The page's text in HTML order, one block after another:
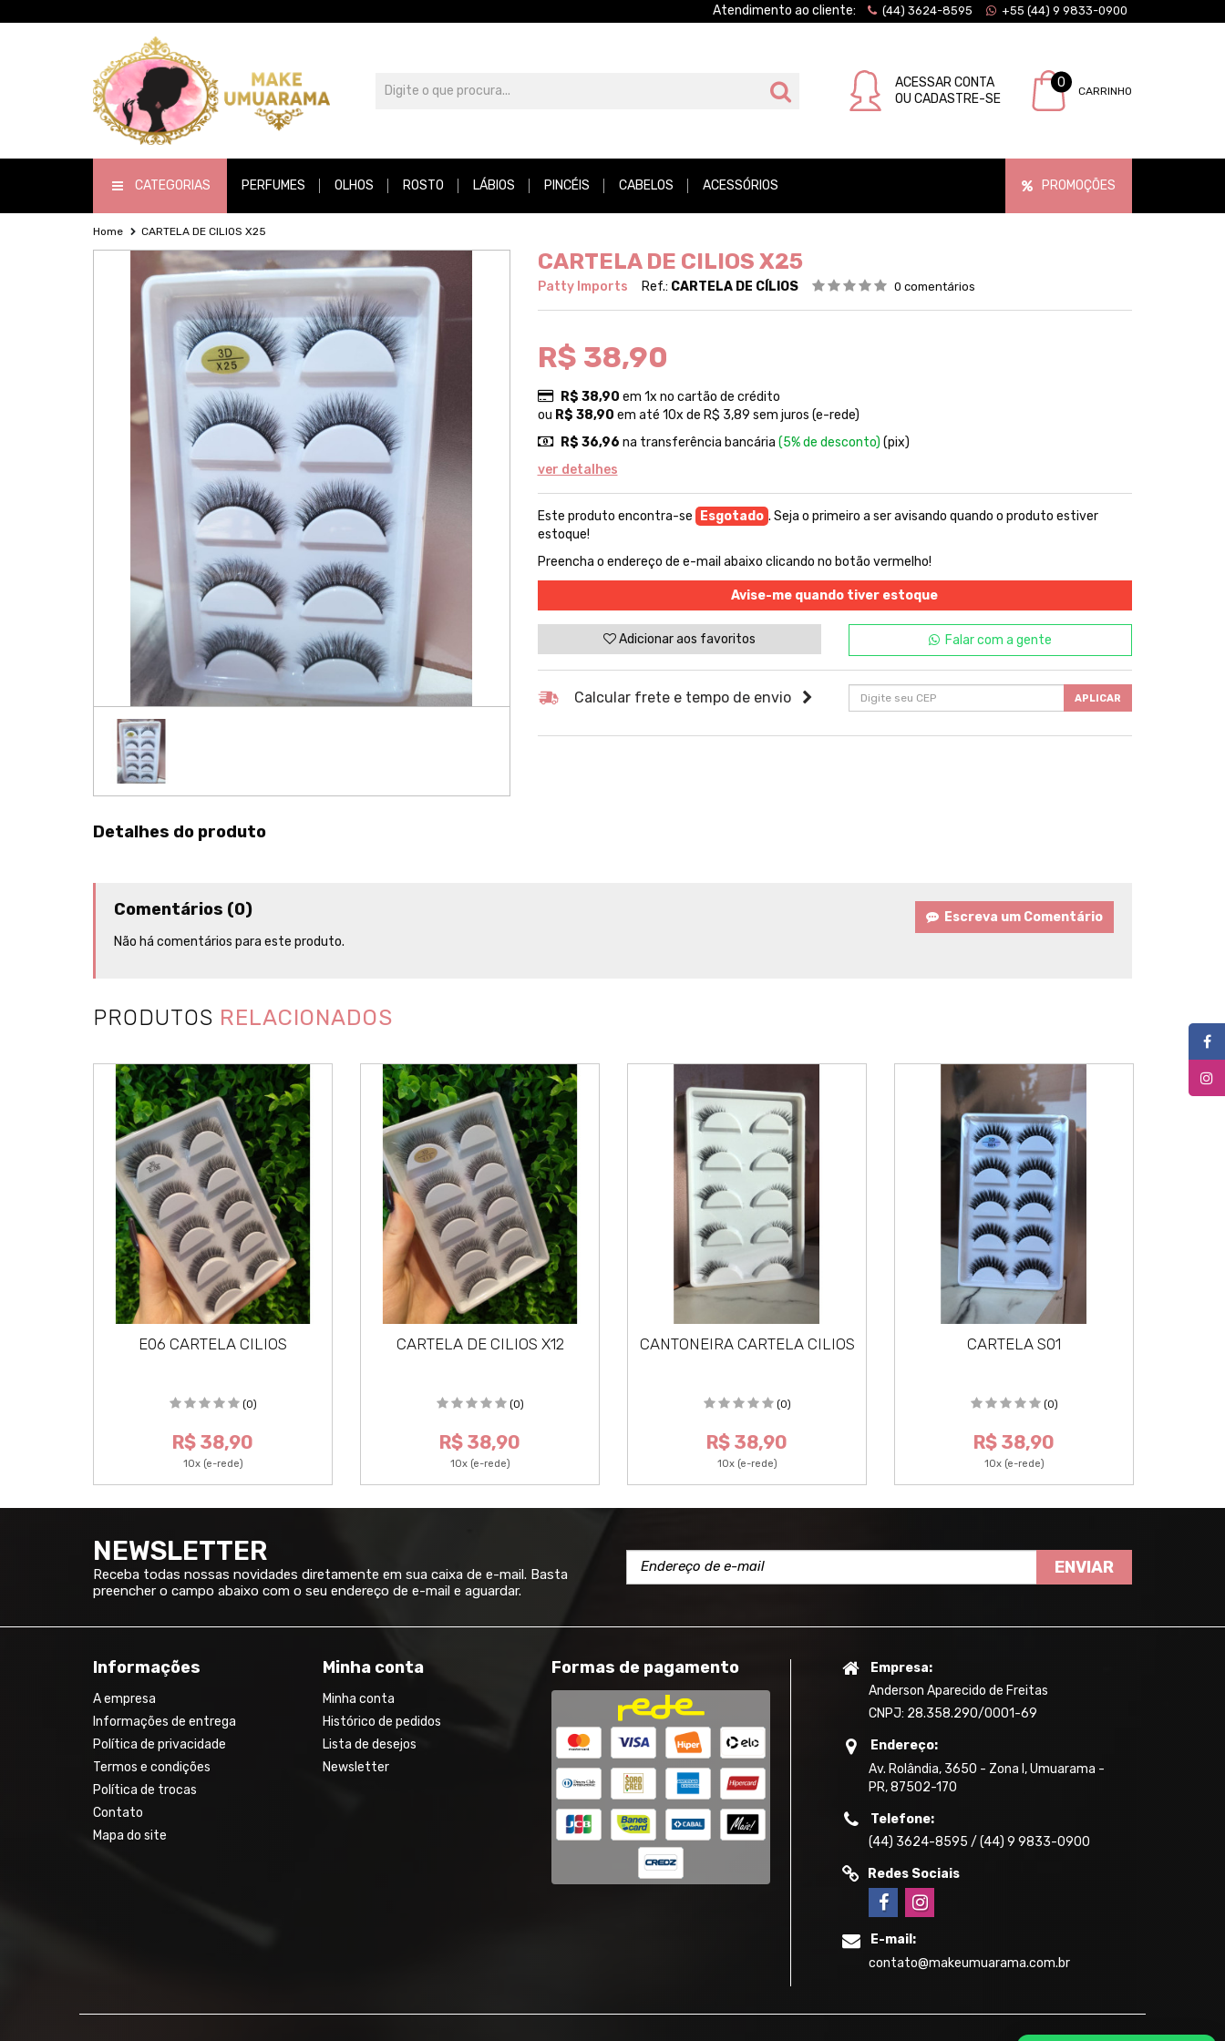
Atendimento ao cliente: (44) 3624-8595 +55 (44) 9 9833-0900
ACESSAR CONTA
OU CADASTRE-SE
0
CARRINHO
CATEGORIAS PERFUMES OLHOS ROSTO LÁBIOS PINCÉIS CABELOS ACESSÓRIOS PROMOÇÕES
Home CARTELA DE CILIOS X25
CARTELA DE CILIOS X25
Patty Imports Ref.: CARTELA DE CÍLIOS 0 comentários
R$ 38,90
R$ 38,90 em 1x no cartão de crédito
ou R$ 38,90 em até 10x de R$ 3,89 sem juros (e-rede)
R$ 36,96 na transferência bancária (5% de desconto) (pix)
ver detalhes
Este produto encontra-se Esgotado . Seja o primeiro a ser avisando quando o produto estiver
estoque!
Preencha o endereço de e-mail abaixo clicando no botão vermelho!
Avise-me quando tiver estoque
Adicionar aos favoritos Falar com a gente
Calcular frete e tempo de envio APLICAR
Detalhes do produto
Comentários (0)
Escreva um Comentário
Não há comentários para este produto.
PRODUTOS RELACIONADOS
E06 CARTELA CILIOS
(0)
R$ 38,90
10x (e-rede)
CARTELA DE CILIOS X12
(0)
R$ 38,90
10x (e-rede)
CANTONEIRA CARTELA CILIOS
(0)
R$ 38,90
10x (e-rede)
CARTELA S01
(0)
R$ 38,90
10x (e-rede)
NEWSLETTER
Receba todas nossas novidades diretamente em sua caixa de e-mail. Basta
preencher o campo abaixo com o seu endereço de e-mail e aguardar.
ENVIAR
Informações
A empresa
Informações de entrega
Política de privacidade
Termos e condições
Política de trocas
Contato
Mapa do site
Minha conta
Minha conta
Histórico de pedidos
Lista de desejos
Newsletter
Formas de pagamento
Empresa:
Anderson Aparecido de Freitas
CNPJ: 28.358.290/0001-69
Endereço:
Av. Rolândia, 3650 - Zona I, Umuarama -
PR, 87502-170
Telefone:
(44) 3624-8595 / (44) 9 9833-0900
Redes Sociais
E-mail:
contato@makeumuarama.com.br